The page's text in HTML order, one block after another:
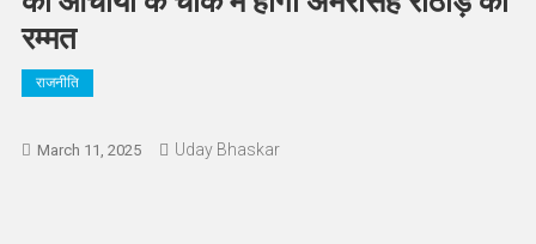
रम्मत
राजनीति
March 11, 2025 Uday Bhaskar